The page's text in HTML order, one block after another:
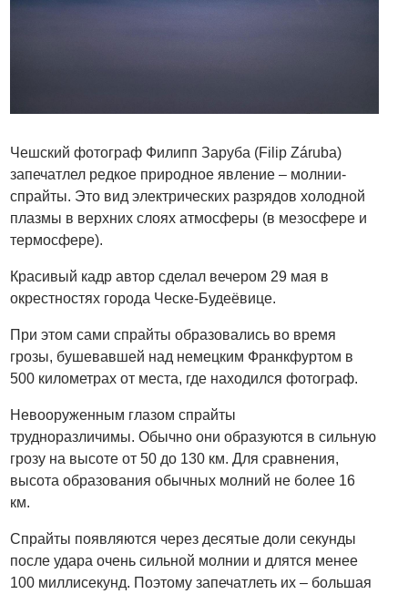
Чешский фотограф Филипп Заруба (Filip Záruba)
запечатлел редкое природное явление – молнии-
спрайты. Это вид электрических разрядов холодной
плазмы в верхних слоях атмосферы (в мезосфере и
термосфере).
Красивый кадр автор сделал вечером 29 мая в
окрестностях города Ческе-Будеёвице.
При этом сами спрайты образовались во время
грозы, бушевавшей над немецким Франкфуртом в
500 километрах от места, где находился фотограф.
Невооруженным глазом спрайты
трудноразличимы. Обычно они образуются в сильную
грозу на высоте от 50 до 130 км. Для сравнения,
высота образования обычных молний не более 16
км.
Спрайты появляются через десятые доли секунды
после удара очень сильной молнии и длятся менее
100 миллисекунд. Поэтому запечатлеть их – большая